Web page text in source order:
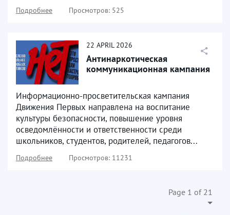
Подробнее Просмотров: 525
22 APRIL 2026
Антинаркотическая
коммуникационная кампания
Информационно-просветительская кампания
Движения Первых направлена на воспитание
культуры безопасности, повышение уровня
осведомлённости и ответственности среди
школьников, студентов, родителей, педагогов...
Подробнее Просмотров: 11231
Page 1 of 21